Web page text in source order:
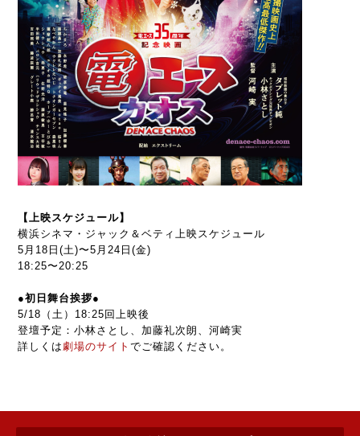
【上映スケジュール】
横浜シネマ・ジャック＆ベティ上映スケジュール
5月18日(土)〜5月24日(金)
18:25〜20:25
●初日舞台挨拶●
5/18（土）18:25回上映後
登壇予定：小林さとし、加藤礼次朗、河崎実
詳しくは劇場のサイト でご確認ください。